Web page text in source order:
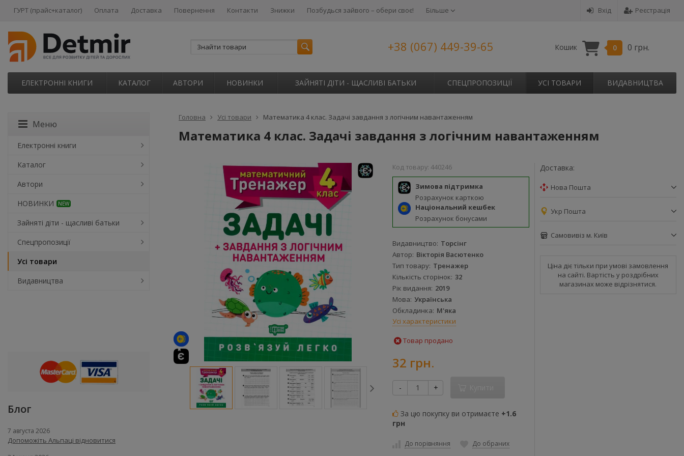
Вхід Реєстрація
ГУРТ (прайс+каталог) Оплата Доставка Повернення Контакти Знижки Позбудься зайвого – обери своє! Більше
+38 (067) 449-39-65 Кошик 0 0 грн.
ЕЛЕКТРОННІ КНИГИ КАТАЛОГ АВТОРИ НОВИНКИ ЗАЙНЯТІ ДІТИ - ЩАСЛИВІ БАТЬКИ СПЕЦПРОПОЗИЦІЇ УСІ ТОВАРИ ВИДАВНИЦТВА
Головна Усі товари Математика 4 клас. Задачі завдання з логічним навантаженням
Математика 4 клас. Задачі завдання з логічним навантаженням
Код товару: 440246
Зимова підтримка
Розрахунок карткою
Національний кешбек
Розрахунок бонусами
Видавництво Торсінг
Автор Вікторія Васютенко
Тип товару Тренажер
Кількість сторінок 32
Рік видання 2019
Мова Українська
Обкладинка М'яка
Усі характеристики
Товар продано
32 грн.
- +
За цю покупку ви отримаєте +1.6
грн
До порівняння До обраних
Доставка:
Нова Пошта
Укр Пошта
Самовивіз м. Київ
Ціна діє тільки при умові замовлення
на сайті. Вартість у роздрібних
магазинах може відрізнятися.
Меню
Електронні книги
Каталог
Автори
НОВИНКИ
NEW
Зайняті діти - щасливі батьки
Спецпропозиції
Усі товари
Видавництва
Блог
7 августа 2026
Допоможіть Альпаці відновитися